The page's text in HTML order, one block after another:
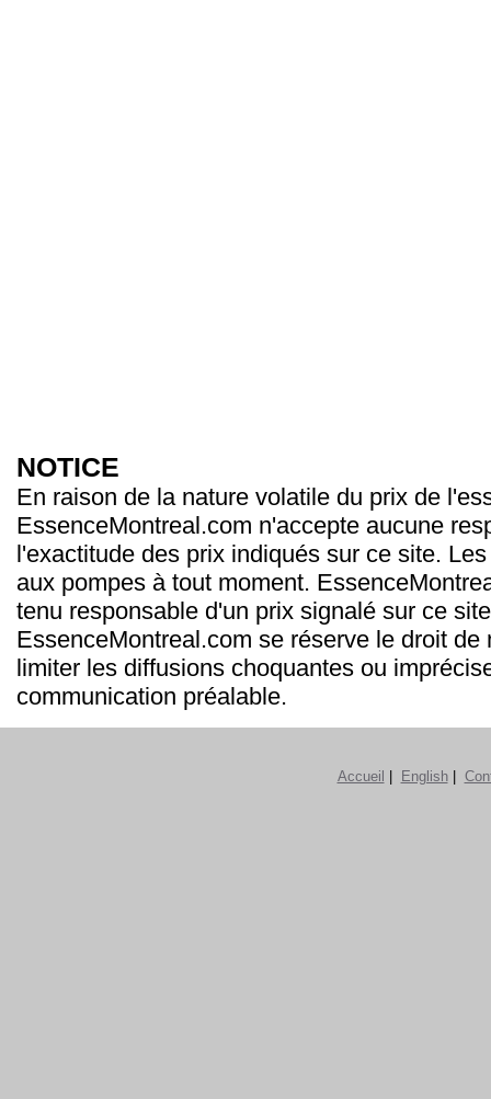
NOTICE
En raison de la nature volatile du prix de
EssenceMontreal.com n'accepte aucune
l'exactitude des prix indiqués sur ce site.
aux pompes à tout moment.
tenu responsable d'un prix signalé sur ce
EssenceMontreal.com se réserve le droit de
limiter les diffusions choquantes ou
communication préalable.
Accueil English|